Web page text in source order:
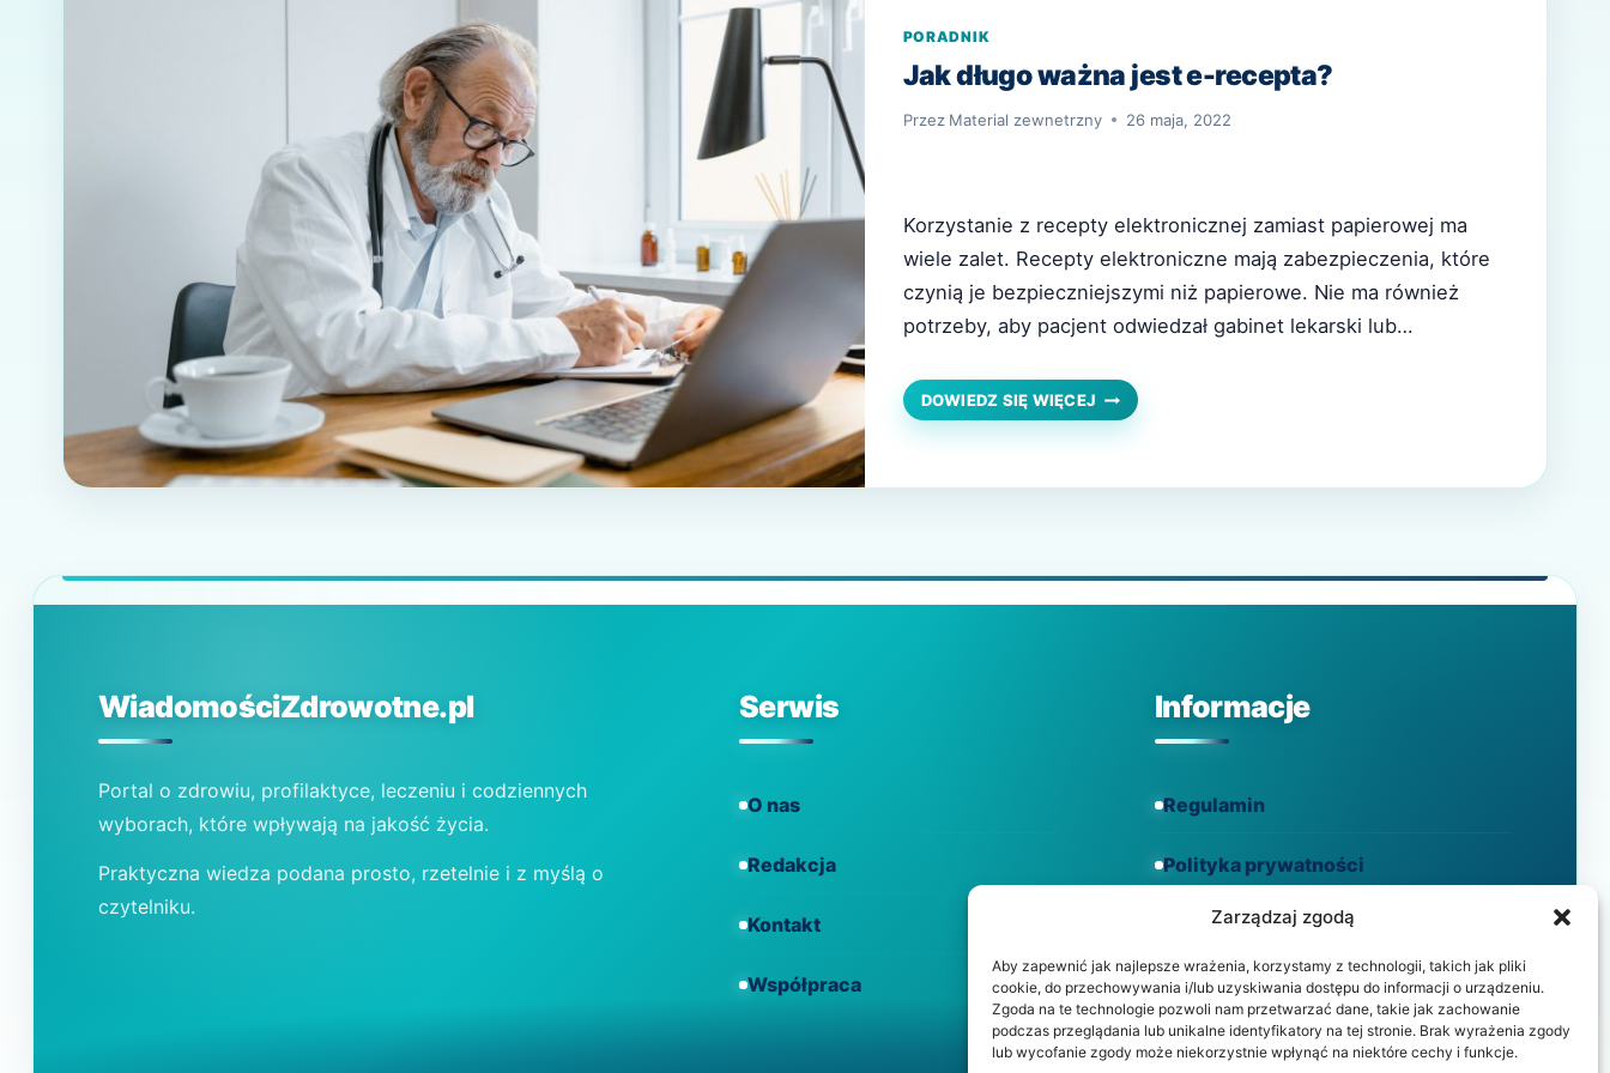
Zarządzaj zgodą
Aby zapewnić jak najlepsze wrażenia, korzystamy z technologii, takich jak pliki
cookie, do przechowywania i/lub uzyskiwania dostępu do informacji o urządzeniu.
Zgoda na te technologie pozwoli nam przetwarzać dane, takie jak zachowanie
podczas przeglądania lub unikalne identyfikatory na tej stronie. Brak wyrażenia zgody
lub wycofanie zgody może niekorzystnie wpłynąć na niektóre cechy i funkcje.
PORADNIK
Jak długo ważna jest e-recepta?
Przez Material zewnetrzny 26 maja, 2022
Korzystanie z recepty elektronicznej zamiast papierowej ma
wiele zalet. Recepty elektroniczne mają zabezpieczenia, które
czynią je bezpieczniejszymi niż papierowe. Nie ma również
potrzeby, aby pacjent odwiedzał gabinet lekarski lub
teleporadę, żeby otrzymać receptę na niezbędne leki. Czy e-
recepta ma określony termin realizacji? Jak zrealizować e-
DOWIEDZ SIĘ WIĘCEJ JAK
DŁUGO
E-
WiadomościZdrowotne.pl
Portal o zdrowiu, profilaktyce, leczeniu i codziennych
wyborach, które wpływają na jakość życia.
Praktyczna wiedza podana prosto, rzetelnie i z myślą o
czytelniku.
Serwis
O nas
Redakcja
Kontakt
Współpraca
Informacje
Regulamin
Polityka prywatności
Polityka cookies